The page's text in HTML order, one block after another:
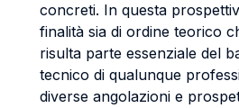
concreti. In questa
finalità sia di ordine teorico
risulta parte essenziale del
tecnico di qualunque
diverse angolazioni e